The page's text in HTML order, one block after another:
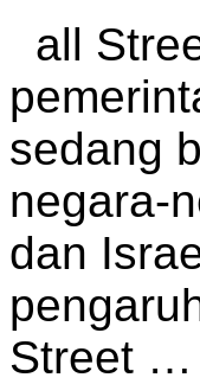
all
sedang
negara-
dan
Street …